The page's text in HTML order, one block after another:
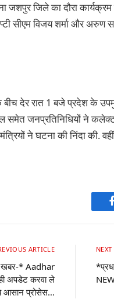
जिले का दौरा कार्यक्रम
सीएम विजय शर्मा और अरुण
बीच देर रात 1 बजे प्रदेश के
बघेल समेत जनप्रतिनिधियों ने
ने घटना की निंदा की.
ARTICLE
खबर-* Aadhar
अपडेट करवा ले
आसान प्रोसेस…